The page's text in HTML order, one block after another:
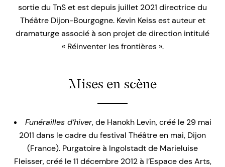
sortie du TnS et est depuis juillet 2021 directrice du
Théâtre Dijon-Bourgogne. Kevin Keiss est auteur et
dramaturge associé à son projet de direction intitulé
« Réinventer les frontières ».
Mises en scène
Funérailles d’hiver, de Hanokh Levin, créé le 29 mai
2011 dans le cadre du festival Théâtre en mai, Dijon
(France). Purgatoire à Ingolstadt de Marieluise
Fleisser, créé le 11 décembre 2012 à l’Espace des Arts,